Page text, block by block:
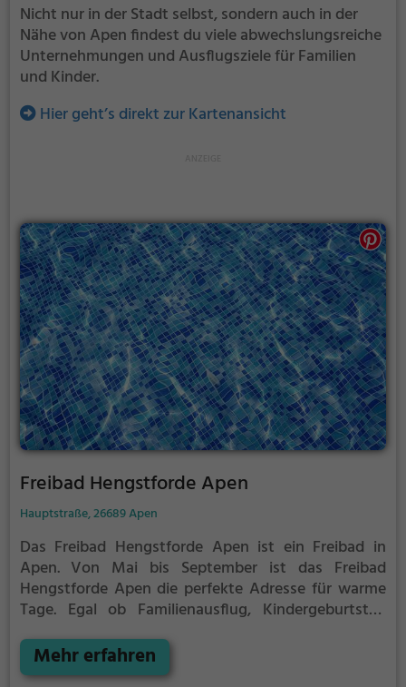
Nicht nur in der Stadt selbst, sondern auch in der
Nähe von Apen findest du viele abwechslungsreiche
Unternehmungen und Ausflugsziele für Familien
und Kinder.
Hier geht’s direkt zur Kartenansicht
Freibad Hengstforde Apen
Hauptstraße, 26689 Apen
Das Freibad Hengstforde Apen ist ein Freibad in
Apen. Von Mai bis September ist das Freibad
Hengstforde Apen die perfekte Adresse für warme
Tage. Egal ob Familienausflug, Kindergeburtstag
Hengstforde Apen kommt jeder auf seine Kosten.
Bei gutem Wetter kann die Freibadsaison im Freibad
Mehr erfahren